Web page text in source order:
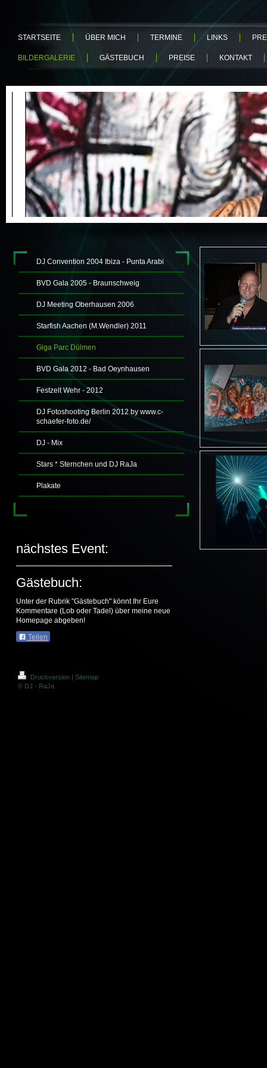
STARTSEITE ÜBER MICH TERMINE LINKS
BILDERGALERIE GÄSTEBUCH PREISE KONTAKT
DJ Convention 2004 Ibiza - Punta Arabi
BVD Gala 2005 - Braunschweig
DJ Meeting Oberhausen 2006
Starfish Aachen (M.Wendler) 2011
Giga Parc Dülmen
BVD Gala 2012 - Bad Oeynhausen
Festzelt Wehr - 2012
DJ Fotoshooting Berlin 2012 by www.c-
schaefer-foto.de/
DJ - Mix
Stars * Sternchen und DJ RaJa
Plakate
nächstes Event:
Gästebuch:
Unter der Rubrik "Gästebuch" könnt Ihr Eure
Kommentare (Lob oder Tadel) über meine neue
Homepage abgeben!
Teilen
Druckversion | Sitemap
© DJ - RaJa